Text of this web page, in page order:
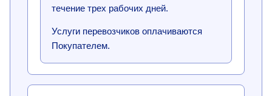
течение трех рабочих дней.
Услуги перевозчиков оплачиваются
Покупателем.